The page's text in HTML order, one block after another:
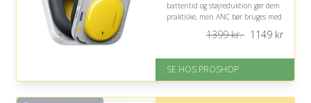
batteritid og støjreduktion gør dem
praktiske, men ANC bør bruges med
Fremragende Trustpilot rating
Nedsat: 18% (Normalpris: 1399
1399 kr. 1149kr
SE HOS PROSHOP